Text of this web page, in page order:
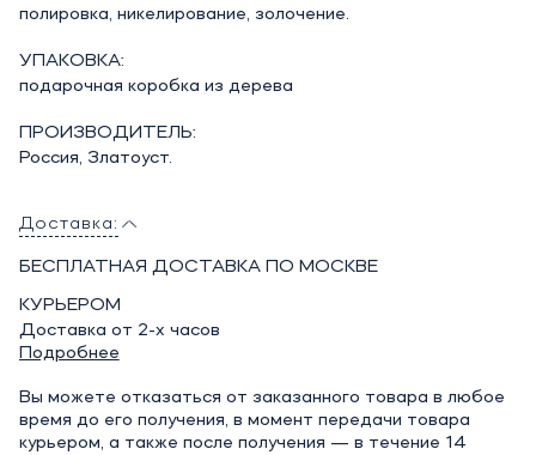
полировка, никелирование, золочение.
УПАКОВКА:
подарочная коробка из дерева
ПРОИЗВОДИТЕЛЬ:
Россия, Златоуст.
Доставка:
БЕСПЛАТНАЯ ДОСТАВКА ПО МОСКВЕ
КУРЬЕРОМ
Доставка от 2-х часов
Подробнее
Вы можете отказаться от заказанного товара в любое
время до его получения, в момент передачи товара
курьером, а также после получения — в течение 14